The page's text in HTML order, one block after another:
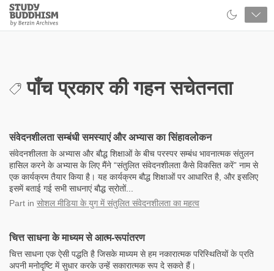
Close
Study
Buddhism
पाँच प्रकार की गहन सचेतनता
संवेदनशीलता सम्बंधी समस्याएं और अभ्यास का सिंहावलोकन
संवेदनशीलता के अभ्यास और बौद्ध शिक्षाओं के बीच परस्पर सम्बंध भावनात्मक संतुलन
हासिल करने के अभ्यास के लिए मैंने “संतुलित संवेदनशीलता कैसे विकसित करें” नाम से
एक कार्यक्रम तैयार किया है। यह कार्यक्रम बौद्ध शिक्षाओं पर आधारित है, और इसलिए
इसमें बताई गई सभी साधनाएं बौद्ध स्रोतों...
Part in सोशल मीडिया के युग में संतुलित संवेदनशीलता का महत्व
चित्त साधना के माध्यम से आत्म-रूपांतरण
चित्त साधना एक ऐसी पद्धति है जिसके माध्यम से हम नकारात्मक परिस्थितियों के प्रति
अपनी मनोदृष्टि में सुधार करके उन्हें सकारात्मक रूप दे सकते हैं।